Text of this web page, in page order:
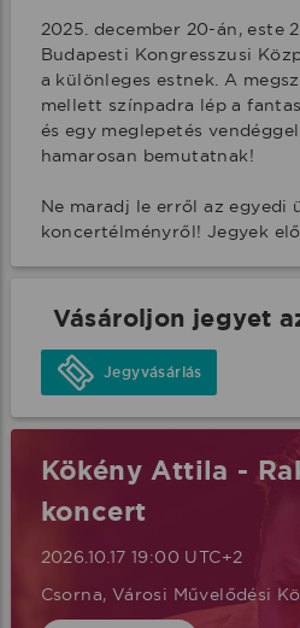
2025. december 20-án, este
Budapesti Kongresszusi
a különleges estnek. A
mellett színpadra lép a
és egy meglepetés
hamarosan bemutatnak!
Ne maradj le erről az egyedi
koncertélményről! Jegyek
Vásároljon jegyet
Jegyvásárlás
Kökény Attila -
koncert
2026.10.17 19:00 UTC+2
Csorna, Városi Művelődési